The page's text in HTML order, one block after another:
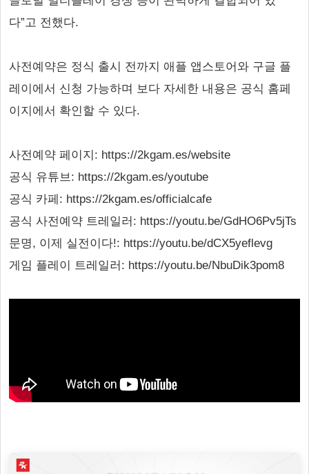
다”고 전했다.
사전예약은 정식 출시 전까지 애플 앱스토어와 구글 플
레이에서 신청 가능하며 보다 자세한 내용은 공식 홈페
이지에서 확인할 수 있다.
사전예약 페이지: https://2kgam.es/website
공식 유튜브: https://2kgam.es/youtube
공식 카페: https://2kgam.es/officialcafe
공식 사전예약 트레일러: https://youtu.be/GdHO6Pv5jTs
문명, 이제 실전이다!: https://youtu.be/dCX5yeflevg
게임 플레이 트레일러: https://youtu.be/NbuDik3pom8